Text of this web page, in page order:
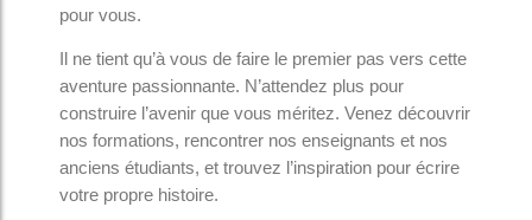
pour vous.
Il ne tient qu’à vous de faire le premier pas vers cette
aventure passionnante. N’attendez plus pour
construire l’avenir que vous méritez. Venez découvrir
nos formations, rencontrer nos enseignants et nos
anciens étudiants, et trouvez l’inspiration pour écrire
votre propre histoire.